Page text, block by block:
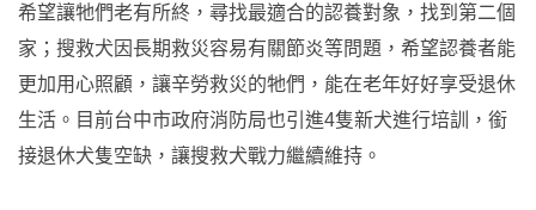
希望讓牠們老有所終，尋找最適合的認養對象，找到第二個
家；搜救犬因長期救災容易有關節炎等問題，希望認養者能
更加用心照顧，讓辛勞救災的牠們，能在老年好好享受退休
生活。目前台中市政府消防局也引進4隻新犬進行培訓，銜
接退休犬隻空缺，讓搜救犬戰力繼續維持。